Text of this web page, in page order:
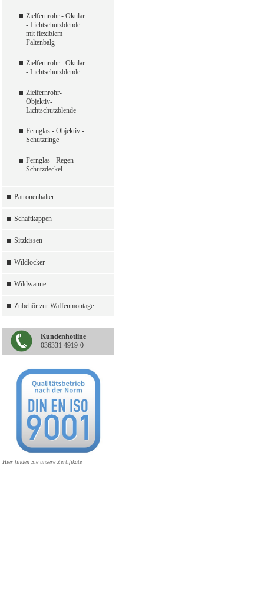
Zielfernrohr - Okular
- Lichtschutzblende
mit flexiblem
Faltenbalg
Zielfernrohr - Okular
- Lichtschutzblende
Zielfernrohr-
Objektiv-
Lichtschutzblende
Fernglas - Objektiv -
Schutzringe
Fernglas - Regen -
Schutzdeckel
Patronenhalter
Schaftkappen
Sitzkissen
Wildlocker
Wildwanne
Zubehör zur Waffenmontage
Kundenhotline
036331 4919-0
Hier finden Sie unsere Zertifikate